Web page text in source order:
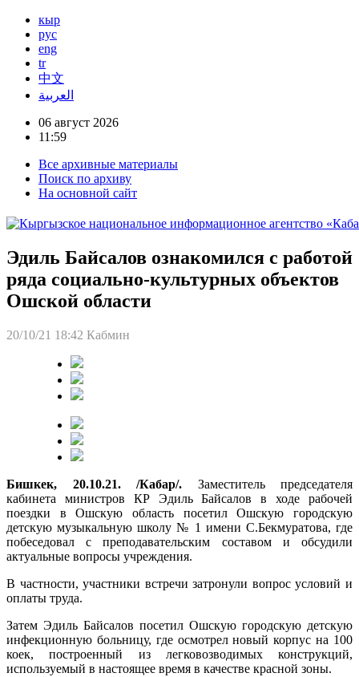
кыр
рус
eng
tr
中文
العربية
06 август 2026
11:59
Все архивные материалы
Поиск по архиву
На основной сайт
Эдиль Байсалов ознакомился с работой
ряда социально-культурных объектов
Ошской области
20/10/21 18:42 Кабмин
Бишкек, 20.10.21. /Кабар/. Заместитель председателя
кабинета министров КР Эдиль Байсалов в ходе рабочей
поездки в Ошскую область посетил Ошскую городскую
детскую музыкальную школу № 1 имени С.Бекмуратова, где
побеседовал с преподавательским составом и обсудили
актуальные вопросы учреждения.
В частности, участники встречи затронули вопрос условий и
оплаты труда.
Затем Эдиль Байсалов посетил Ошскую городскую детскую
инфекционную больницу, где осмотрел новый корпус на 100
коек, построенный из легковозводимых конструкций,
используемый в настоящее время в качестве красной зоны.